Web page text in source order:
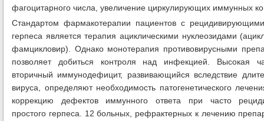
фагоцитарного числа, увеличение циркулирующих иммунных
Стандартом фармакотерапии пациентов с
герпеса является терапия ациклическими нуклеозидами
фамцикловир). Однако монотерапия противовирусными
позволяет добиться контроля над инфекцией. Высокая
вторичный иммунодефицит, развивающийся вследствие
вируса, определяют необходимость патогенетического
коррекцию дефектов иммунного ответа при часто
простого герпеса. 12 больных, рефрактерных к лечению